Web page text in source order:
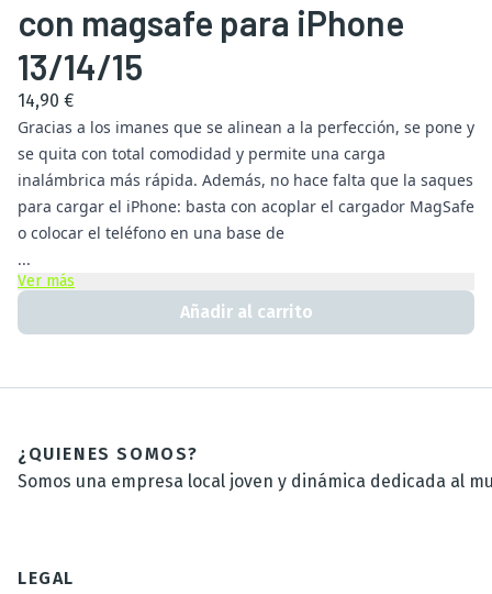
con magsafe para iPhone
13/14/15
14,90 €
Gracias a los imanes que se alinean a la perfección, se pone y
se quita con total comodidad y permite una carga
inalámbrica más rápida. Además, no hace falta que la saques
para cargar el iPhone: basta con acoplar el cargador MagSafe
o colocar el teléfono en una base de
...
Ver más
Añadir al carrito
¿QUIENES SOMOS?
Somos una empresa local joven y dinámica dedicada al
LEGAL